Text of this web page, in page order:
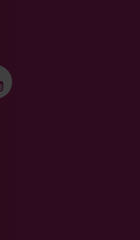
facebook
på
oss